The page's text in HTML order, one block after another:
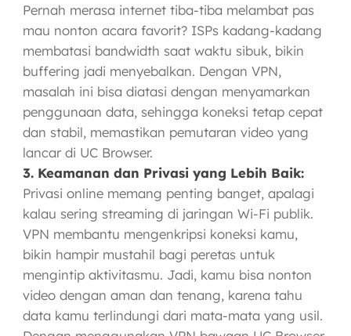
Pernah merasa internet tiba-tiba melambat pas
mau nonton acara favorit? ISPs kadang-kadang
membatasi bandwidth saat waktu sibuk, bikin
buffering jadi menyebalkan. Dengan VPN,
masalah ini bisa diatasi dengan menyamarkan
penggunaan data, sehingga koneksi tetap cepat
dan stabil, memastikan pemutaran video yang
lancar di UC Browser.
3. Keamanan dan Privasi yang Lebih Baik:
Privasi online memang penting banget, apalagi
kalau sering streaming di jaringan Wi-Fi publik.
VPN membantu mengenkripsi koneksi kamu,
bikin hampir mustahil bagi peretas untuk
mengintip aktivitasmu. Jadi, kamu bisa nonton
video dengan aman dan tenang, karena tahu
data kamu terlindungi dari mata-mata yang usil.